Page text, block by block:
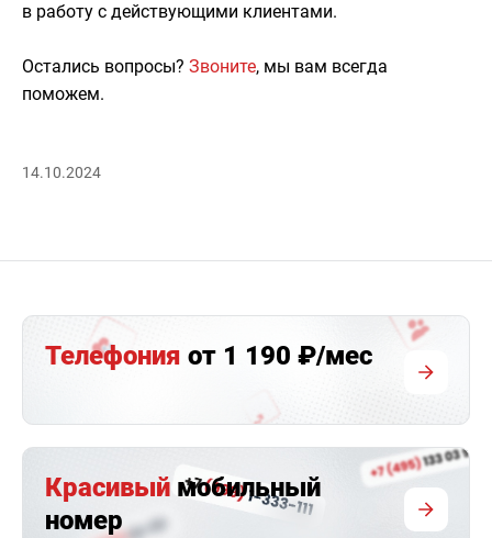
в работу с действующими клиентами.
Остались вопросы? Звоните, мы вам всегда
поможем.
14.10.2024
Телефония от 1 190 ₽/мес
Красивый мобильный
номер